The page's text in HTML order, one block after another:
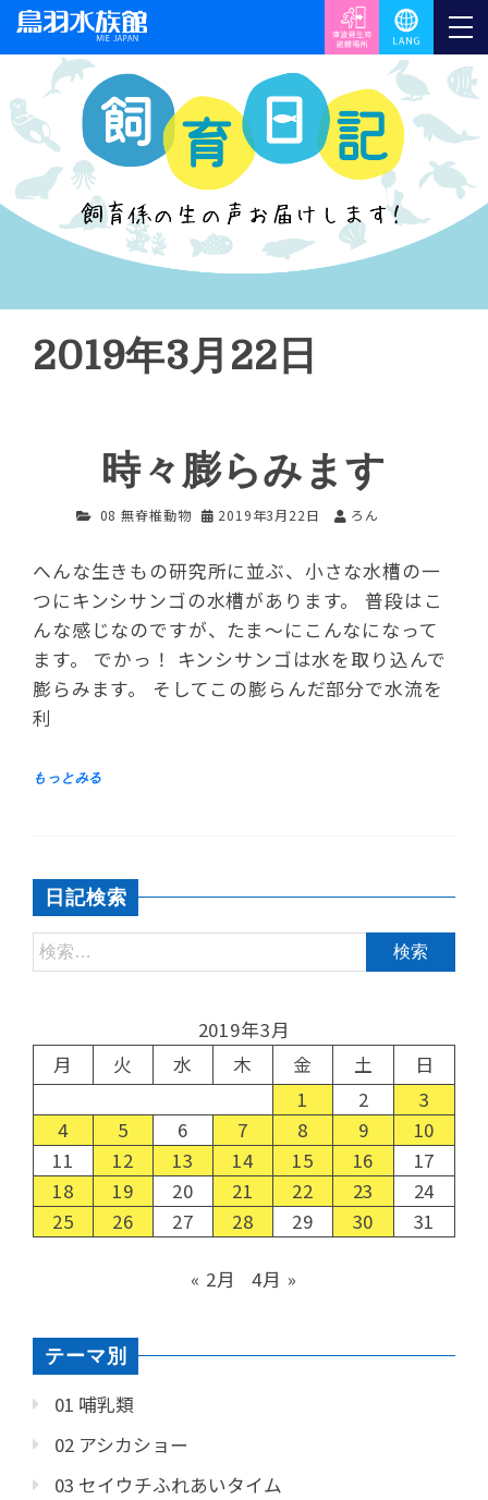
2019年3月22日
時々膨らみます
08 無脊椎動物 2019年3月22日 ろん
へんな生きもの研究所に並ぶ、小さな水槽の一
つにキンシサンゴの水槽があります。 普段はこ
んな感じなのですが、たま～にこんなになって
ます。 でかっ！ キンシサンゴは水を取り込んで
膨らみます。 そしてこの膨らんだ部分で水流を
利
日記検索
2019年3月
月
火 水 木 金 土
日
1
2
3
4
5 6 7 8 9
10
11
12 13 14 15 16
17
18
19 20 21 22 23
24
25
26 27 28 29 30 31
« 2月 4月 »
テーマ別
01 哺乳類
02 アシカショー
03 セイウチふれあいタイム